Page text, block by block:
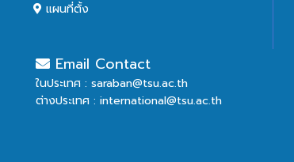
แผนที่ตั้ง
Email Contact
ในประเทศ : saraban@tsu.ac.th
ต่างประเทศ : international@tsu.ac.th